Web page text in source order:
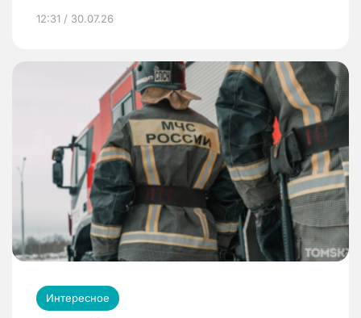
12:31 / 30.07.26
Интересное